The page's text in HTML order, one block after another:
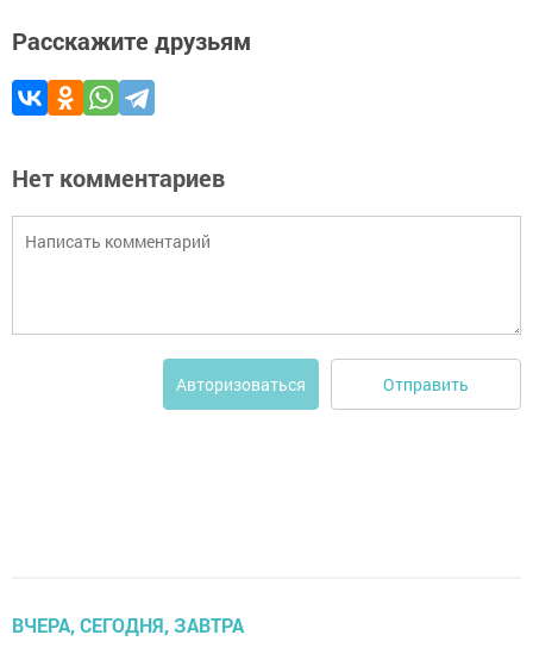
Расскажите друзьям
Нет комментариев
Авторизоваться Отправить
ВЧЕРА, СЕГОДНЯ, ЗАВТРА